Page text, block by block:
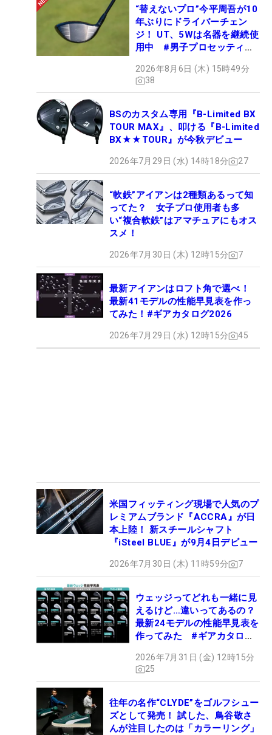
“替えないプロ”今平周吾が10
年ぶりにドライバーチェン
ジ！ UT、5Wは名器を継続使
用中 #男子プロセッティン
2026年8月6日 (木) 15時49分
38
BSのカスタム専用『B-Limited BX
TOUR MAX』、叩ける『B-Limited
BX★★TOUR』が今秋デビュー
2026年7月29日 (水) 14時18分 27
“軟鉄”アイアンは2種類あるって知
ってた？ 女子プロ使用者も多
い“複合軟鉄”はアマチュアにもオス
スメ！
2026年7月30日 (木) 12時15分 7
最新アイアンはロフト角で選べ！
最新41モデルの性能早見表を作っ
てみた！#ギアカタログ2026
2026年7月29日 (水) 12時15分 45
米国フィッティング現場で人気のプ
レミアムブランド『ACCRA』が日
本上陸！ 新スチールシャフト
『iSteel BLUE』が9月4日デビュー
2026年7月30日 (木) 11時59分 7
ウェッジってどれも一緒に見
えるけど…違いってあるの？
最新24モデルの性能早見表を
作ってみた #ギアカタログ
2026年7月31日 (金) 12時15分
25
往年の名作“CLYDE”をゴルフシュー
ズとして発売！ 試した、鳥谷敬さ
んが注目したのは「カラーリング」